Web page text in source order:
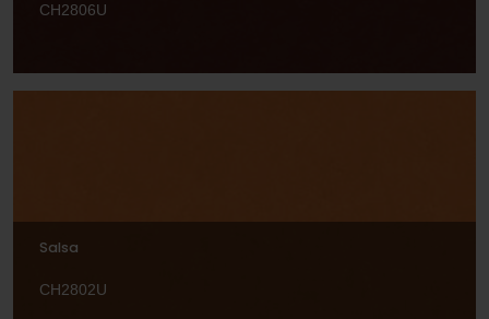
CH2806U
Salsa
CH2802U